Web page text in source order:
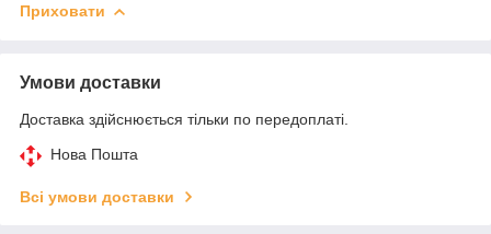
Приховати
Умови доставки
Доставка здійснюється тільки по передоплаті.
Нова Пошта
Всі умови доставки